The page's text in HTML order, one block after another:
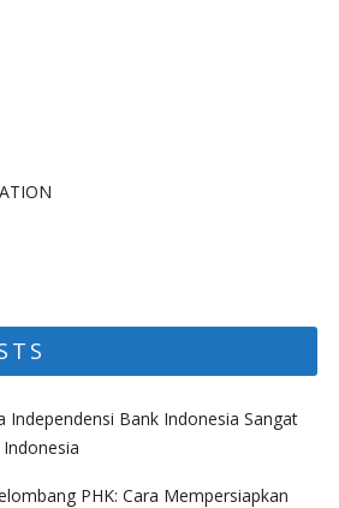
Independensi Bank Indonesia Sangat
PHK: Cara Mempersiapkan